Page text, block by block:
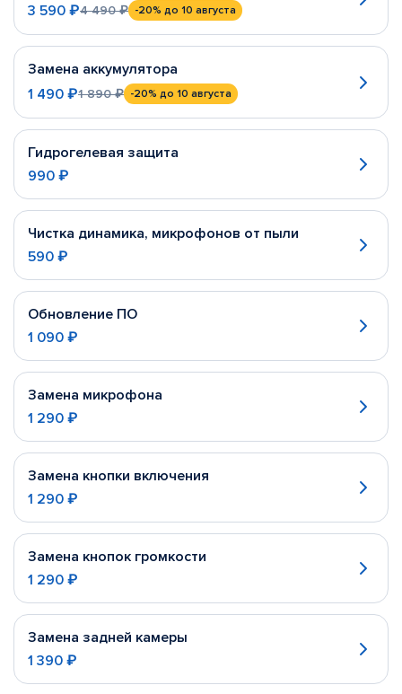
3 590 ₽4 490 ₽ -20% до 10 августа
Замена аккумулятора
1 490 ₽1 890 ₽ -20% до 10 августа
Гидрогелевая защита
990 ₽
Чистка динамика, микрофонов от пыли
590 ₽
Обновление ПО
1 090 ₽
Замена микрофона
1 290 ₽
Замена кнопки включения
1 290 ₽
Замена кнопок громкости
1 290 ₽
Замена задней камеры
1 390 ₽